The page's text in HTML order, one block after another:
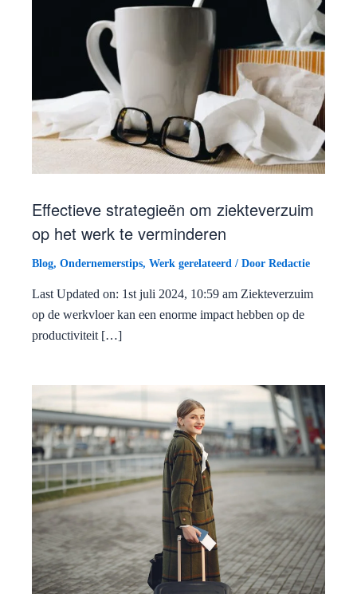
Effectieve strategieën om ziekteverzuim
op het werk te verminderen
Blog, Ondernemerstips, Werk gerelateerd / Door Redactie
Last Updated on: 1st juli 2024, 10:59 am Ziekteverzuim
op de werkvloer kan een enorme impact hebben op de
productiviteit […]